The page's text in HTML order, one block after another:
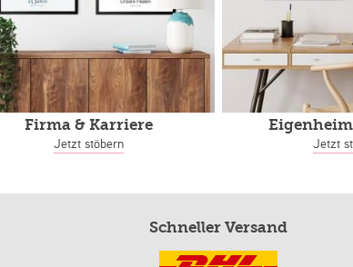
Firma & Karriere
Jetzt stöbern
Eigenheim
Jetzt
Schneller Versand